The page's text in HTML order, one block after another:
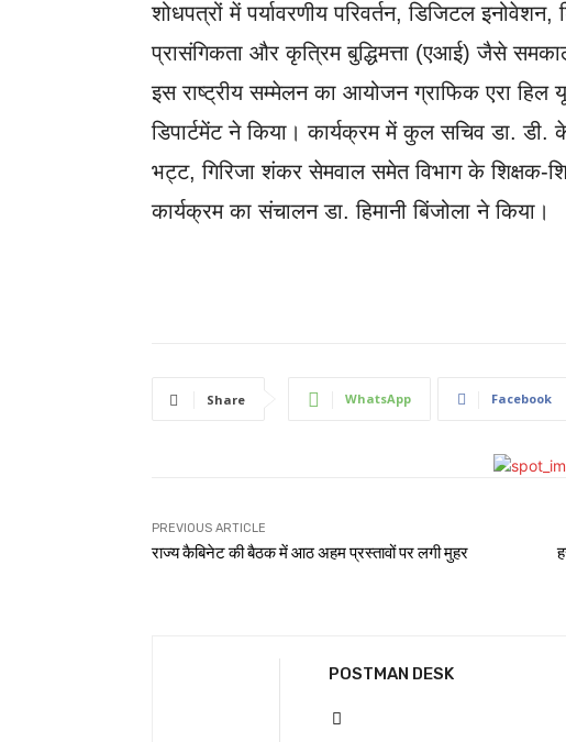
शोधपत्रों में पर्यावरणीय परिवर्तन, डिजिटल
प्रासंगिकता और कृत्रिम बुद्धिमत्ता (एआई) जैसे
इस राष्ट्रीय सम्मेलन का आयोजन ग्राफिक एरा हिल
डिपार्टमेंट ने किया। कार्यक्रम में कुल सचिव डा.
भट्ट, गिरिजा शंकर सेमवाल समेत विभाग के शिक्षक-
कार्यक्रम का संचालन डा. हिमानी बिंजोला ने किया।
Share WhatsApp Facebook
PREVIOUS ARTICLE
राज्य कैबिनेट की बैठक में आठ अहम प्रस्तावों पर लगी मुहर
POSTMAN DESK